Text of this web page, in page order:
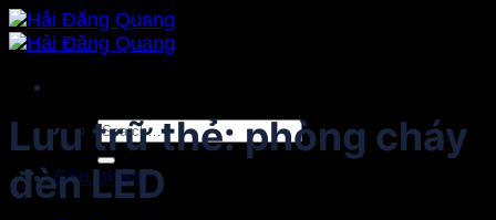
Bỏ
qua
dung
Search
for:
Sản phẩm
Lưu trữ thẻ:phòng cháy
đèn LED